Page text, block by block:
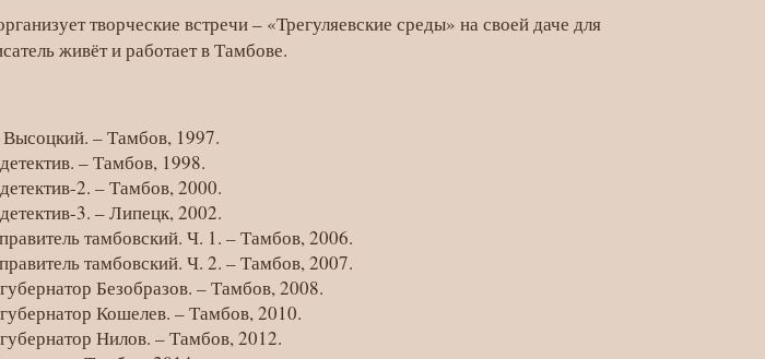
творческие встречи – «Трегуляевские среды» на своей даче для
живёт и работает в Тамбове.
– Тамбов, 1997.
– Тамбов, 1998.
2. – Тамбов, 2000.
3. – Липецк, 2002.
тамбовский. Ч. 1. – Тамбов, 2006.
тамбовский. Ч. 2. – Тамбов, 2007.
Безобразов. – Тамбов, 2008.
Кошелев. – Тамбов, 2010.
Нилов. – Тамбов, 2012.